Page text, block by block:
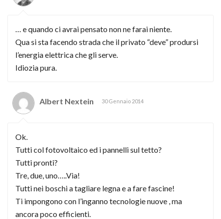
… e quando ci avrai pensato non ne farai niente.
Qua si sta facendo strada che il privato “deve” prodursi
l’energia elettrica che gli serve.
Idiozia pura.
Albert Nextein 30 Gennaio 2014
Ok.
Tutti col fotovoltaico ed i pannelli sul tetto?
Tutti pronti?
Tre, due, uno…..Via!
Tutti nei boschi a tagliare legna e a fare fascine!
Ti impongono con l’inganno tecnologie nuove , ma
ancora poco efficienti.